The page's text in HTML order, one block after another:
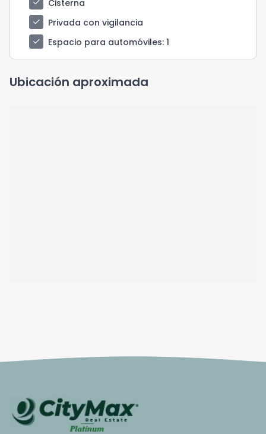
check
Cisterna
check
Privada con vigilancia
check
Espacio para automóviles: 1
Ubicación aproximada